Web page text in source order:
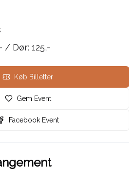
/ Dør: 125,-
Køb Billetter
Gem Event
Facebook Event